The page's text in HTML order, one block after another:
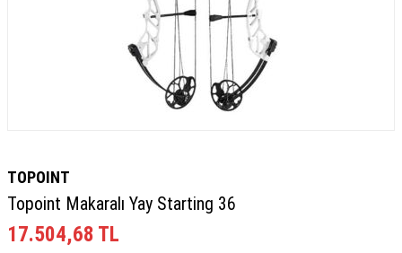
TOPOINT
Topoint Makaralı Yay Starting 36
17.504,68 TL